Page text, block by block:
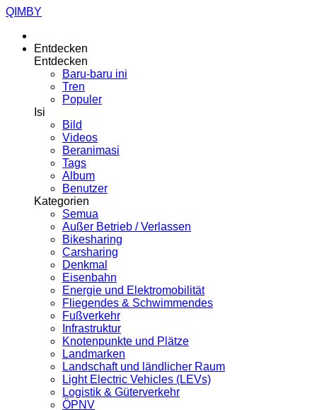
QIMBY
Entdecken
Entdecken
Baru-baru ini
Tren
Populer
Isi
Bild
Videos
Beranimasi
Tags
Album
Benutzer
Kategorien
Semua
Außer Betrieb / Verlassen
Bikesharing
Carsharing
Denkmal
Eisenbahn
Energie und Elektromobilität
Fliegendes & Schwimmendes
Fußverkehr
Infrastruktur
Knotenpunkte und Plätze
Landmarken
Landschaft und ländlicher Raum
Light Electric Vehicles (LEVs)
Logistik & Güterverkehr
ÖPNV